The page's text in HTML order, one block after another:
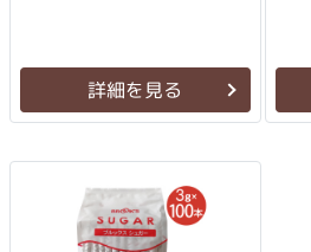
詳細を見る